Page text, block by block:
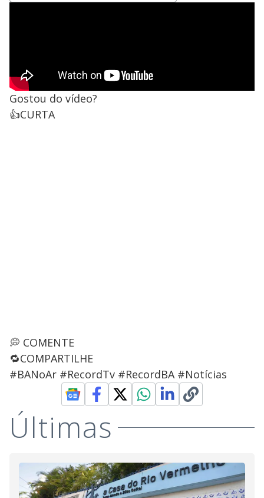
Gostou do vídeo?
👍CURTA
💭 COMENTE
🔁COMPARTILHE
#BANoAr #RecordTv #RecordBA #Notícias
Últimas